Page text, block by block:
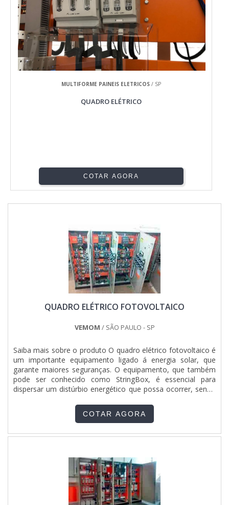
MULTIFORME PAINEIS ELETRICOS / SP
QUADRO ELÉTRICO
COTAR AGORA
QUADRO ELÉTRICO FOTOVOLTAICO
VEMOM / SÃO PAULO - SP
Saiba mais sobre o produto O quadro elétrico fotovoltaico é
um importante equipamento ligado á energia solar, que
garante maiores seguranças. O equipamento, que também
pode ser conhecido como StringBox, é essencial para
dispersar um distúrbio energético que possa ocorrer, sendo
contínua. O quadro elétrico é a proteção essencial para
minimizar estes riscos, uma vez que seu funcionamento se
COTAR AGORA